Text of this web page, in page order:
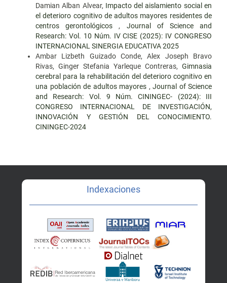
Damian Alban Alvear, Impacto del aislamiento social en
el deterioro cognitivo de adultos mayores residentes de
centros gerontológicos , Journal of Science and
Research: Vol. 10 Núm. IV CISE (2025): IV CONGRESO
INTERNACIONAL SINERGIA EDUCATIVA 2025
Ambar Lizbeth Guizado Conde, Alex Joseph Bravo
Rivas, Ginger Stefania Yarleque Contreras, Gimnasia
cerebral para la rehabilitación del deterioro cognitivo en
una población de adultos mayores , Journal of Science
and Research: Vol. 9 Núm. CININGEC- (2024): III
CONGRESO INTERNACIONAL DE INVESTIGACIÓN,
INNOVACIÓN Y GESTIÓN DEL CONOCIMIENTO.
CININGEC-2024
Indexaciones